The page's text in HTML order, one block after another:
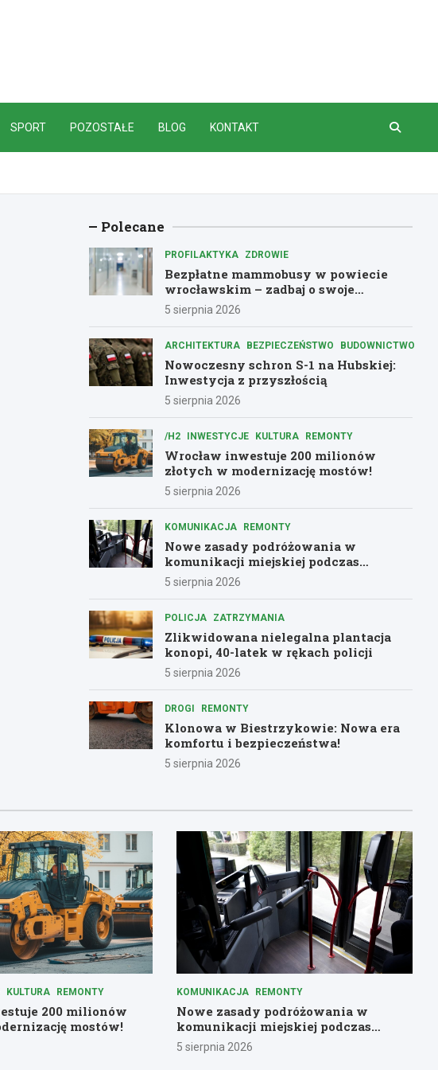
SPORT POZOSTAŁE BLOG KONTAKT
Polecane
PROFILAKTYKA ZDROWIE
Bezpłatne mammobusy w powiecie
wrocławskim – zadbaj o swoje
zdrowie!
5 sierpnia 2026
ARCHITEKTURA BEZPIECZEŃSTWO BUDOWNICTWO
Nowoczesny schron S-1 na Hubskiej:
Inwestycja z przyszłością
5 sierpnia 2026
/H2 INWESTYCJE KULTURA REMONTY
Wrocław inwestuje 200 milionów
złotych w modernizację mostów!
5 sierpnia 2026
KOMUNIKACJA REMONTY
Nowe zasady podróżowania w
komunikacji miejskiej podczas
remontów
5 sierpnia 2026
POLICJA ZATRZYMANIA
Zlikwidowana nielegalna plantacja
konopi, 40-latek w rękach policji
5 sierpnia 2026
DROGI REMONTY
Klonowa w Biestrzykowie: Nowa era
komfortu i bezpieczeństwa!
5 sierpnia 2026
KULTURA REMONTY
200 milionów
mostów!
KOMUNIKACJA REMONTY
Nowe zasady podróżowania w
komunikacji miejskiej podczas
remontów
5 sierpnia 2026